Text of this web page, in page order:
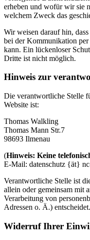
erheben und wofür wir sie
welchem Zweck das
Wir weisen darauf hin,
bei der Kommunikation
kann. Ein lückenloser
Dritte ist nicht möglich.
Hinweis zur
Die verantwortliche Stelle
Website ist:
Thomas Walkling
Thomas Mann Str.7
98693 Ilmenau
(Hinweis: Keine
E-Mail: datenschutz {ät}
Verantwortliche Stelle ist
allein oder gemeinsam mit
Verarbeitung von
Adressen o. Ä.) entscheidet.
Widerruf Ihrer